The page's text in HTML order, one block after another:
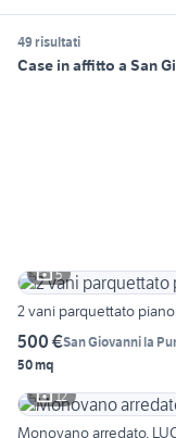
49 risultati
Case in affitto a San
5
2 vani parquettato
500 €San Giovanni la
50 mq
12
Monovano arredato,